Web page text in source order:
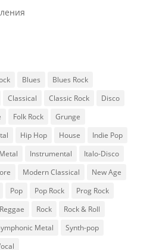
Blues
Blues Rock
Classical Classic Rock
Disco
Folk Rock
Grunge
Hip Hop House
Indie Pop
Instrumental
Italo-Disco
Modern Classical
New Age
Pop Pop Rock
Prog Rock
Reggae Rock
Rock & Roll
Metal
Synth-pop